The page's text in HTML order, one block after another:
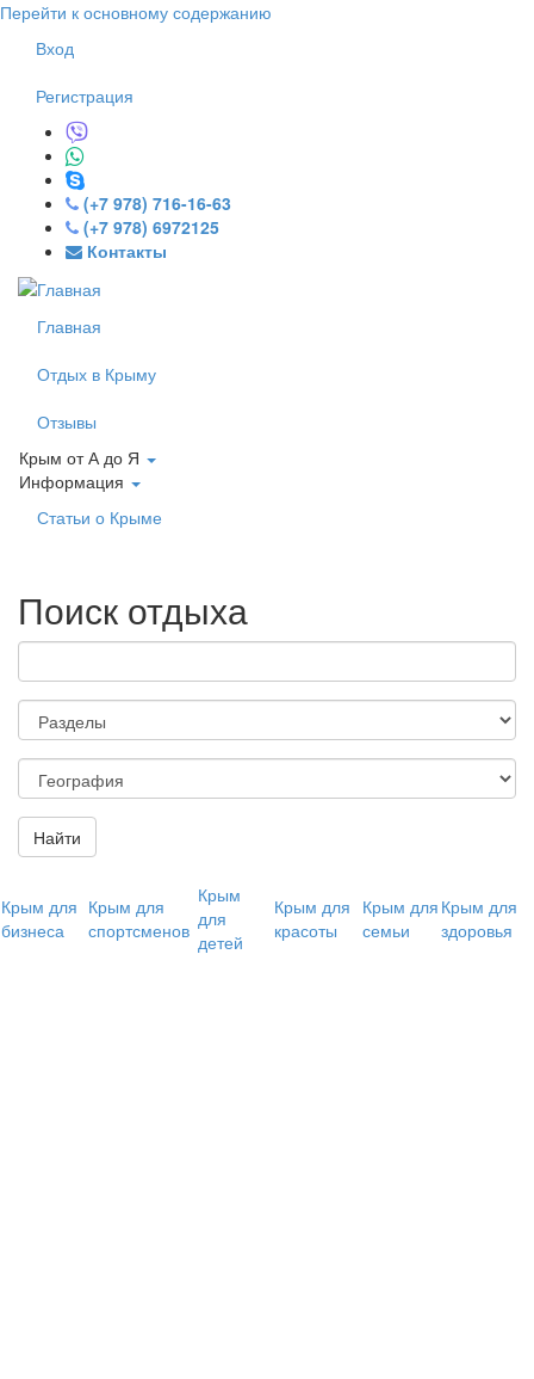
Перейти к основному содержанию
Вход
Регистрация
(+7 978) 716-16-63
(+7 978) 6972125
Контакты
Главная
Отдых в Крыму
Отзывы
Крым от А до Я
Информация
Статьи о Крыме
Поиск отдыха
Найти
Крым для
бизнеса
Крым для
спортсменов
Крым
для
детей
Крым для
красоты
Крым для
семьи
Крым для
здоровья